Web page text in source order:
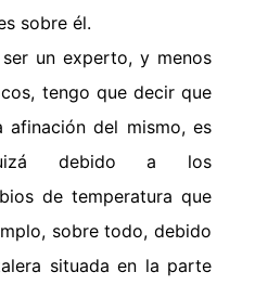
sobre él.
un experto, y menos
tengo que decir que
del mismo, es
debido a los
de temperatura que
sobre todo, debido
situada en la parte